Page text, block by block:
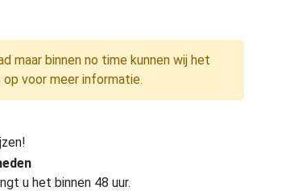
maar binnen no time kunnen wij het
voor meer informatie.
u het binnen 48 uur.